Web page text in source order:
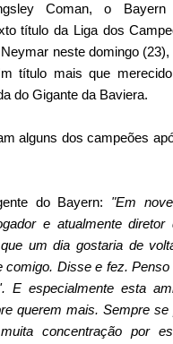
Coman, o Bayern
título da Liga dos
neste domingo
título mais que
do Gigante da Baviera.
alguns dos campeões
do Bayern: "Em
e atualmente
um dia gostaria de
comigo. Disse e fez.
E especialmente esta
querem mais. Sempre se
concentração por